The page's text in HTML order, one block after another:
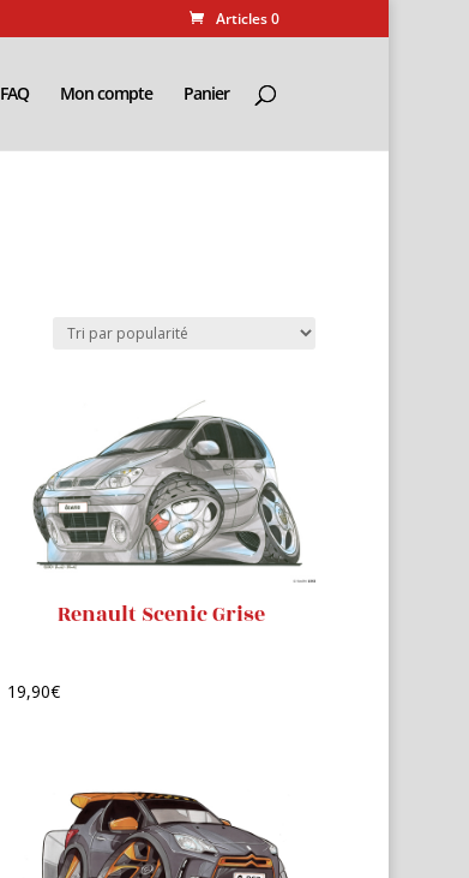
Articles 0
FAQ Mon compte Panier
Renault Scenic Grise
19,90€